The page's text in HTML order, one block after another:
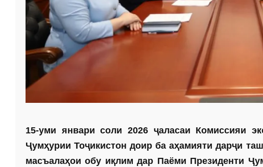
15-уми январи соли 2026 ҷаласаи Комиссияи
Ҷумҳурии Тоҷикистон доир ба аҳамияти дарҷи
масъалаҳои обу иқлим дар Паёми Президенти